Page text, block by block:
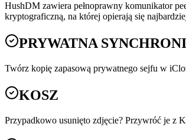
HushDM zawiera pełnoprawny komunikator
kryptograficzną, na której opierają się
PRYWATNA
Twórz kopię zapasową prywatnego sejfu w
KOSZ
Przypadkowo usunięto zdjęcie? Przywróć je z